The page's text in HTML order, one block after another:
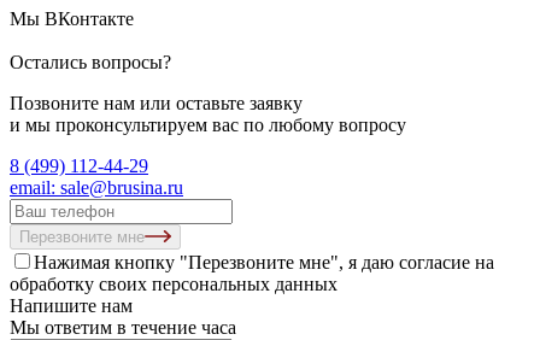
Мы ВКонтакте
Остались вопросы?
Позвоните нам или оставьте заявку
и мы проконсультируем вас по любому вопросу
8 (499) 112-44-29
email: sale@brusina.ru
Перезвоните мне
Нажимая кнопку "Перезвоните мне", я даю согласие на
обработку своих персональных данных
Напишите нам
Мы ответим в течение часа